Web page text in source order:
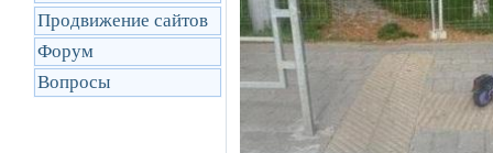
Продвижение сайтов
Форум
Вопросы